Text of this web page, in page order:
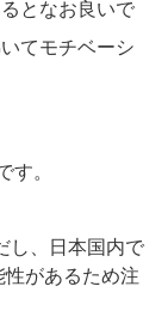
となお良いで
てモチベーシ
。
し、日本国内で
があるため注